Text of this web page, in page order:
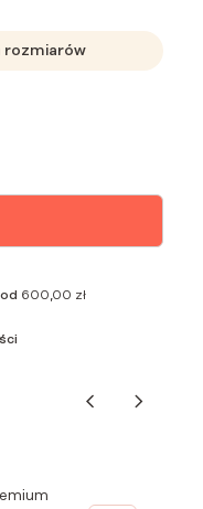
rozmiarów
600,00 zł